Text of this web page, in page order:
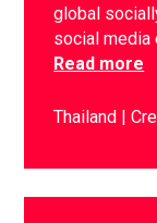
global
social media
Read more
Thailand